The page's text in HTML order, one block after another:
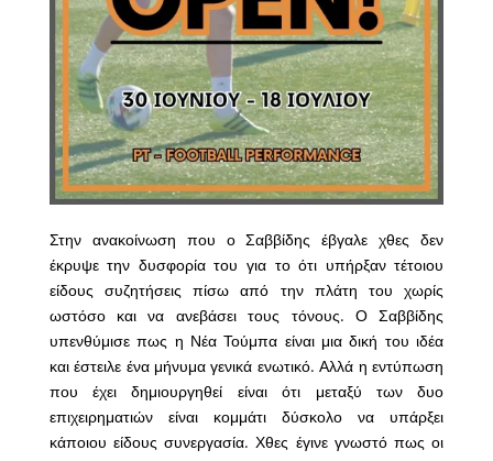
Στην ανακοίνωση που ο Σαββίδης έβγαλε χθες δεν
έκρυψε την δυσφορία του για το ότι υπήρξαν τέτοιου
είδους συζητήσεις πίσω από την πλάτη του χωρίς
ωστόσο και να ανεβάσει τους τόνους. Ο Σαββίδης
υπενθύμισε πως η Νέα Τούμπα είναι μια δική του ιδέα
και έστειλε ένα μήνυμα γενικά ενωτικό. Αλλά η εντύπωση
που έχει δημιουργηθεί είναι ότι μεταξύ των δυο
επιχειρηματιών είναι κομμάτι δύσκολο να υπάρξει
κάποιου είδους συνεργασία. Χθες έγινε γνωστό πως οι